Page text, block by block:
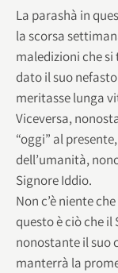
La parashà in
la scorsa
maledizioni che
dato il suo
meritasse lunga
Viceversa,
“oggi” al
dell’umanità,
Signore Iddio.
Non c’è niente
questo è ciò che il
nonostante il suo
manterrà la